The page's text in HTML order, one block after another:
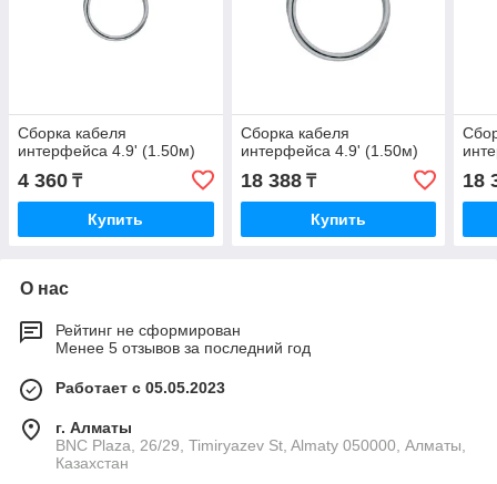
Сборка кабеля
интерфейса 4.9' (1.50м)
4 360 ₸
Купить
Сборка кабеля
интерфейса 4.9' (1.50м)
18 388₸
Купить
18
О нас
Рейтинг не сформирован
Менее 5 отзывов за последний год
Работает с 05.05.2023
г. Алматы
BNC Plaza, 26/29, Timiryazev St, Almaty 050000, Алматы,
Казахстан